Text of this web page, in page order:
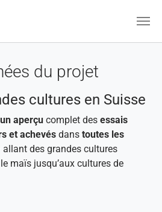
du projet
cultures en Suisse
un aperçu complet des essais
et achevés dans toutes les
allant des grandes cultures
maïs jusqu’aux cultures de